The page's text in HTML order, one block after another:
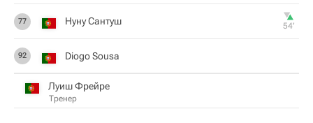
77 Нуну Сантуш 54‎’‎
92 Diogo Sousa
Луиш Фрейре
Тренер